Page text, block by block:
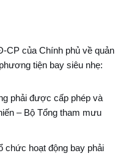
CP của Chính phủ về quản
tiện bay siêu nhẹ:
phải được cấp phép và
– Bộ Tổng tham mưu
chức hoạt động bay phải